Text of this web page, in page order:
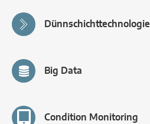
Dünnschichttechnologie
Big Data
Condition Monitoring